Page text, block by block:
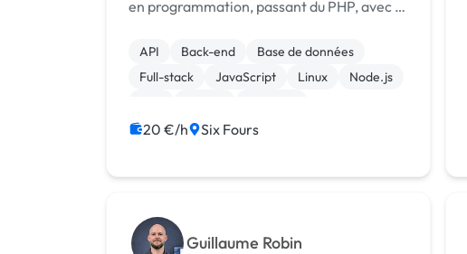
en programmation, passant du PHP, avec et
puis TypeScript. Côté frontend, j'ai une
expertise avérée dans l'utilisation de Vu...
API Back-end
Base de données
Full-stack
JavaScript Linux
Node.js
20 €/h Six Fours
Guillaume Robin